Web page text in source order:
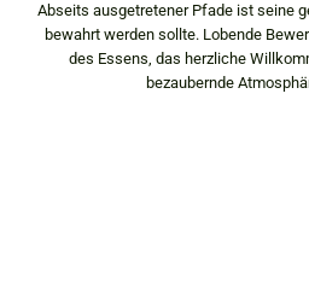
Abseits ausgetretener Pfade ist seine
bewahrt werden sollte. Lobende
des Essens, das herzliche
bezaubernde